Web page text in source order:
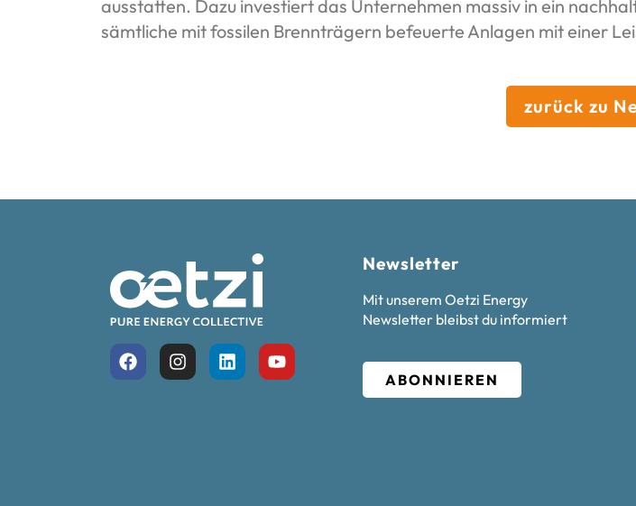
ausstatten. Dazu investiert das Unternehmen massiv in ein
sämtliche mit fossilen Brennträgern befeuerte Anlagen mit einer
zurück zu
Newsletter
Mit unserem Oetzi Energy
Newsletter bleibst du informiert
ABONNIEREN